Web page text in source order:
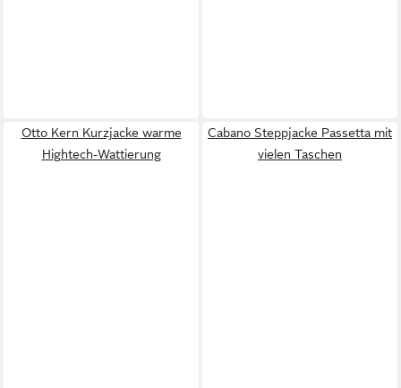
Otto Kern Kurzjacke warme
Hightech-Wattierung
Cabano Steppjacke Passetta mit
vielen Taschen